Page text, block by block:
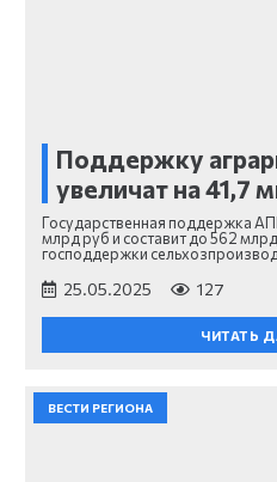
Поддержку
увеличат на 41,7
Государственная поддержка
млрд руб и составит до 562
господдержки
25.05.2025 127
ЧИТАТЬ
ВЕСТИ РЕГИОНА